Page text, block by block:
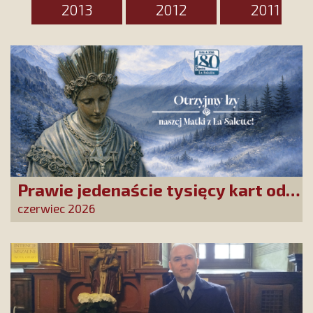
2013
2012 2011
Prawie jedenaście tysięcy kart od
Przyjaciół Stowarzyszenia
złożonych w La Salette!
czerwiec 2026